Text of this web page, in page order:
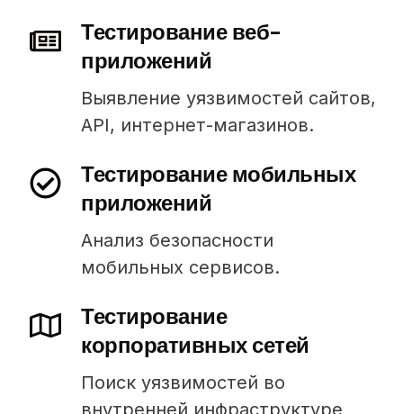
Тестирование веб-
приложений
Выявление уязвимостей сайтов,
API, интернет-магазинов.
Тестирование мобильных
приложений
Анализ безопасности
мобильных сервисов.
Тестирование
корпоративных сетей
Поиск уязвимостей во
внутренней инфраструктуре